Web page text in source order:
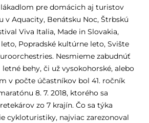
pre domácich aj turistov
v Aquacity, Benátsku Noc, Štrbskú
Viva Italia, Made in Slovakia,
Popradské kultúrne leto, Svište
Nesmieme zabudnúť
behy, či už vysokohorské, alebo
v počte účastníkov bol 41. ročník
8. 7. 2018, ktorého sa
zo 7 krajín. Čo sa týka
cykloturistiky, najviac zarezonoval